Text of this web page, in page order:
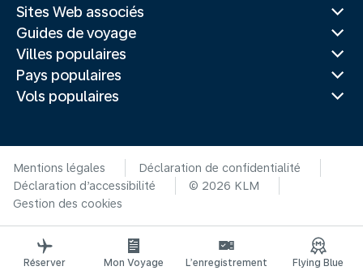
Sites Web associés
Guides de voyage
Villes populaires
Pays populaires
Vols populaires
Mentions légales
Déclaration de confidentialité
Déclaration d’accessibilité
© 2026 KLM
Gestion des cookies
Réserver Mon Voyage L’enregistrement Flying Blue